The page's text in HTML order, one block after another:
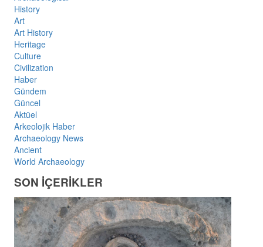
History
Art
Art History
Heritage
Culture
Civilization
Haber
Gündem
Güncel
Aktüel
Arkeolojik Haber
Archaeology News
Ancient
World Archaeology
SON İÇERİKLER